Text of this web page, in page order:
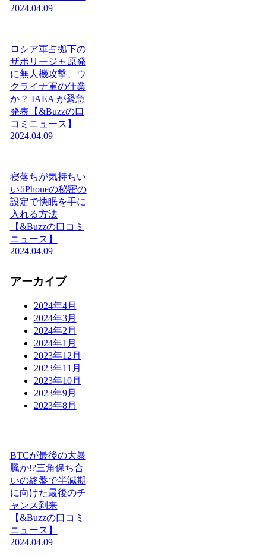
2024.04.09
ロシア軍占拠下の
ザポリージャ原発
に無人機攻撃、ウ
クライナ軍の仕業
か？ IAEA が緊急
発表【&Buzzの口
コミニュース】
2024.04.09
寝落ちが気持ちい
い!iPhoneの秘密の
設定で快眠を手に
入れる方法
【&Buzzの口コミ
ニュース】
2024.04.09
アーカイブ
2024年4月
2024年3月
2024年2月
2024年1月
2023年12月
2023年11月
2023年10月
2023年9月
2023年8月
BTCが最後の大暴
騰か!?三角保ち合
いの終盤で半減期
に向けた最後のチ
ャンス到来
【&Buzzの口コミ
ニュース】
2024.04.09